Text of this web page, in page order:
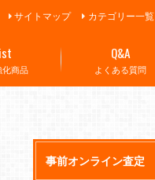
サイトマップ カテゴリー一覧
化商品 よくある質問
Q&A
事前オンライン査定